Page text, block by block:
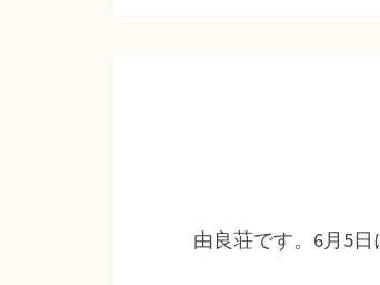
由良荘です。6月5日